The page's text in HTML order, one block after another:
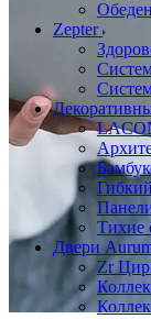
Zepter
Тихие
Двери
Zr